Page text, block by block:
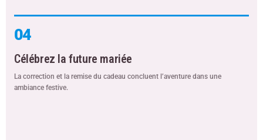
04
Célébrez la future mariée
La correction et la remise du cadeau concluent l’aventure dans une
ambiance festive.